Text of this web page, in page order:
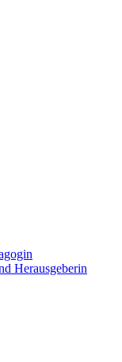
Herausgeberin